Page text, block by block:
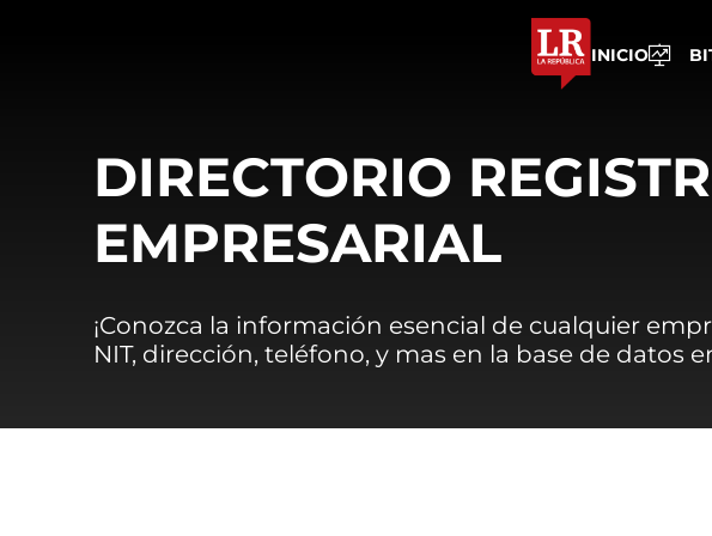
INICIO
DIRECTORIO
EMPRESARIAL
¡Conozca la información esencial de cualquier
NIT, dirección, teléfono, y mas en la base de datos